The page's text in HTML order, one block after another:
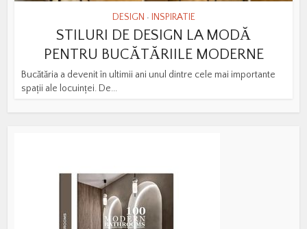
DESIGN • INSPIRATIE
STILURI DE DESIGN LA MODĂ
PENTRU BUCĂTĂRIILE MODERNE
Bucătăria a devenit în ultimii ani unul dintre cele mai importante
spații ale locuinței. De...